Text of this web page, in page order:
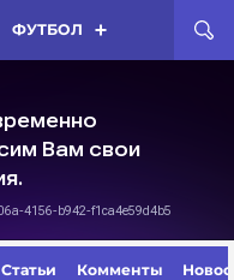
ФУТБОЛ
Статьи Комменты